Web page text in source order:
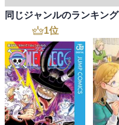
同じジャンルのランキング
1位